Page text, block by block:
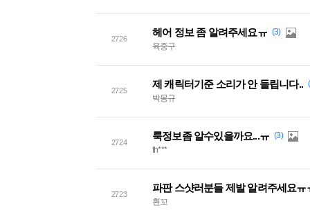
2726
헤어 정보 좀 알려주세요ㅠ (3)
육중구
2725
제 캐릭터기준 소리가 안 들립니다..
박몽규
2724
룩정보좀 알수있을까요...ㅠ (3)
th***
2723
파판 스샷러분들 제발 알려주세요ㅠ
흰꼬